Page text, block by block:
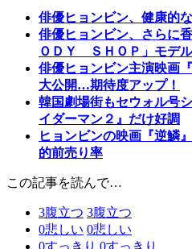
俳優ヒョンビン、健康的
俳優ヒョンビン、さらに
ＯＤＹ ＳＨＯＰ」モデ
俳優ヒョンビン主演映画
大公開…期待度アップ！
韓国劇場街もセウォル号
イダーマン２』だけ好調
ヒョンビンの映画『逆鱗
的前売り率
この記事を読んで…
3腹立つ 3腹立つ
0悲しい 0悲しい
0すっきり 0すっきり